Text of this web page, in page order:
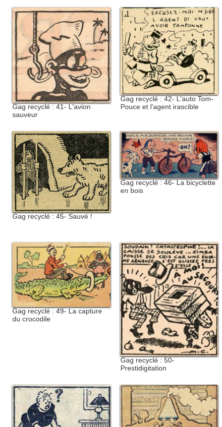
Gag recyclé : 41- L'avion
sauveur
Gag recyclé : 42- L'auto Tom-
Pouce et l'agent irascible
Gag recyclé : 45- Sauvé !
Gag recyclé : 46- La bicyclette
en bois
Gag recyclé : 49- La capture
du crocodile
Gag recyclé : 50-
Prestidigitation